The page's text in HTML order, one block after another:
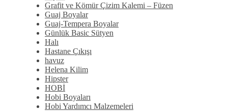
Grafit ve Kömür Çizim Kalemi – Füzen
Guaj Boyalar
Guaj-Tempera Boyalar
Günlük Basic Sütyen
Halı
Hastane Çıkışı
havuz
Helena Kilim
Hipster
HOBİ
Hobi Boyaları
Hobi Yardımcı Malzemeleri